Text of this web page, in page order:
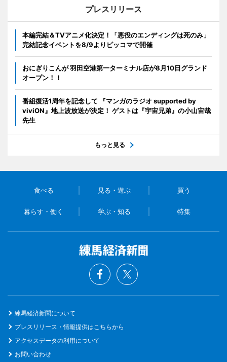
プレスリリース
本編完結＆TVアニメ化決定！「悪役のエンディングは死のみ」
完結記念イベントを8/9よりピッコマで開催
おにぎりこんが 羽田空港第一ターミナル店が8月10日グランド
オープン！！
番組復活1周年を記念して 『マンガのラジオ supported by
viviON』地上波放送が決定！ ゲストは『宇宙兄弟』の小山宙哉
先生
もっと見る
食べる 見る・遊ぶ 買う
暮らす・働く 学ぶ・知る 特集
練馬経済新聞について
プレスリリース・情報提供はこちらから
アクセスデータの利用について
お問い合わせ